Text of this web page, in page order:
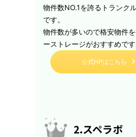
物件数NO.1を誇るトランク
です。
物件数が多いので格安物件
ーストレージがおすすめです
公式HPはこちら
2.スペラボ